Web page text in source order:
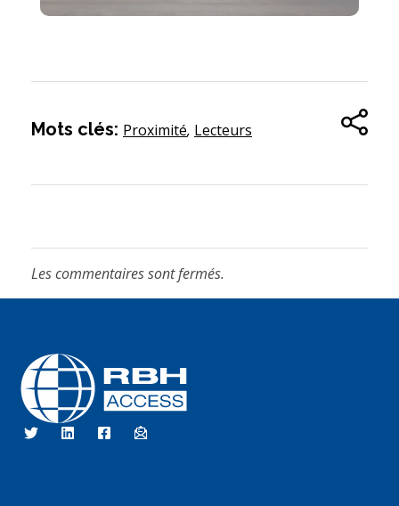
Mots clés: Proximité, Lecteurs
Les commentaires sont fermés.
Technologies d'accès RBH
Nous sommes le contrôle d'accès